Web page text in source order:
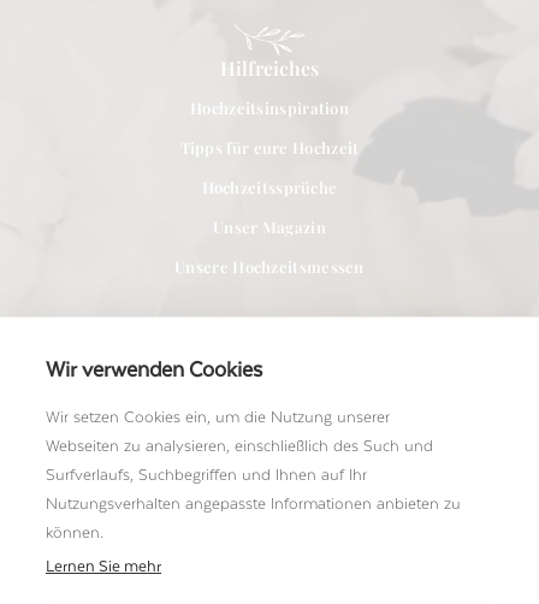
Wir verwenden Cookies
Wir setzen Cookies ein, um die Nutzung unserer
Webseiten zu analysieren, einschließlich des Such und
Surfverlaufs, Suchbegriffen und Ihnen auf Ihr
Nutzungsverhalten angepasste Informationen anbieten zu
können.
Lernen Sie mehr
Hilfreiches
Hochzeitsinspiration
Tipps für eure Hochzeit
Hochzeitssprüche
Unser Magazin
Unsere Hochzeitsmessen
Für Anbieter
Bei uns Mitglied werden
Ein Shooting einreichen